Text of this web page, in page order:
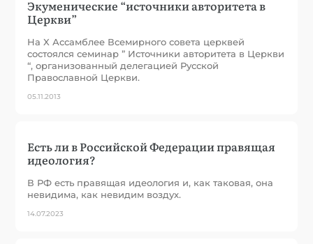
Экуменические “источники авторитета в
Церкви”
На X Ассамблее Всемирного совета церквей
состоялся семинар ” Источники авторитета в Церкви
“, организованный делегацией Русской
Православной Церкви.
05.11.2013
Есть ли в Российской Федерации правящая
идеология?
В РФ есть правящая идеология и, как таковая, она
невидима, как невидим воздух.
14.07.2023